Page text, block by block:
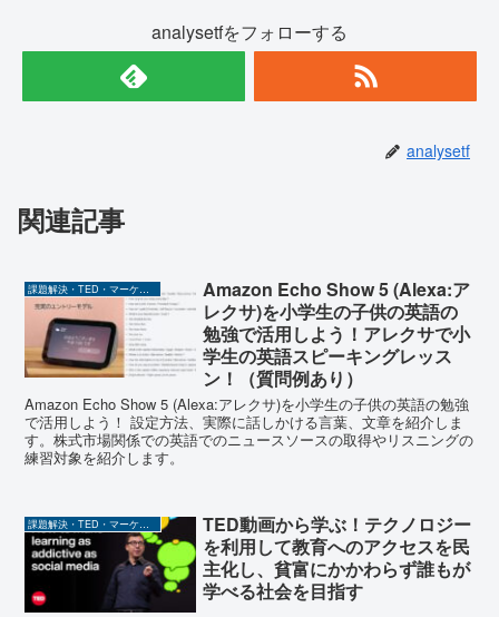
analysetfをフォローする
analysetf
関連記事
Amazon Echo Show 5 (Alexa:ア
レクサ)を小学生の子供の英語の
勉強で活用しよう！アレクサで小
学生の英語スピーキングレッス
ン！（質問例あり）
Amazon Echo Show 5 (Alexa:アレクサ)を小学生の子供の英語の勉強
で活用しよう！ 設定方法、実際に話しかける言葉、文章を紹介しま
す。株式市場関係での英語でのニュースソースの取得やリスニングの
練習対象を紹介します。
課題解決・TED・マーケティング関係
TED動画から学ぶ！テクノロジー
を利用して教育へのアクセスを民
主化し、貧富にかかわらず誰もが
学べる社会を目指す